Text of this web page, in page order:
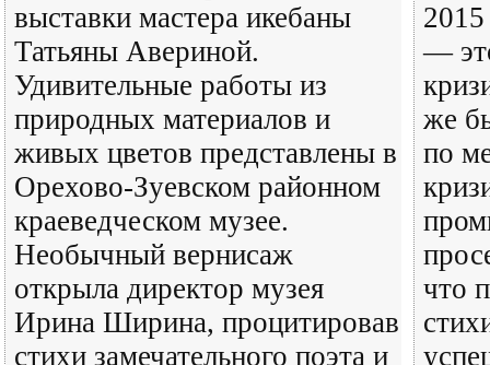
выставки мастера икебаны
Татьяны Авериной.
Удивительные работы из
природных материалов и
живых цветов представлены в
Орехово-Зуевском районном
краеведческом музее.
Необычный вернисаж
открыла директор музея
Ирина Ширина, процитировав
стихи замечательного поэта и
—
же
по
что